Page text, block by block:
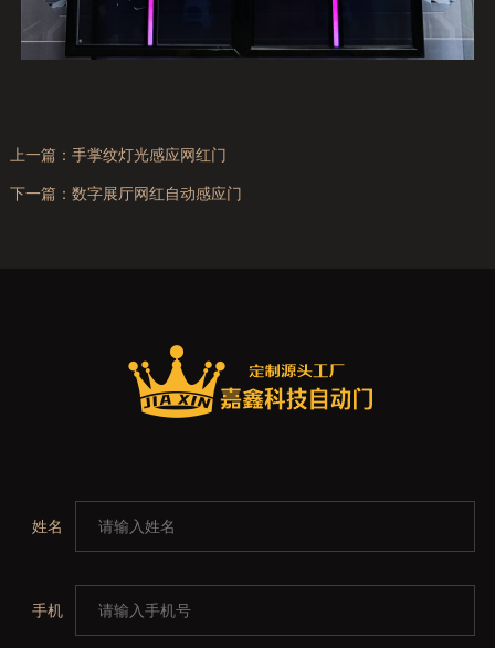
上一篇： 手掌纹灯光感应网红门
下一篇： 数字展厅网红自动感应门
姓名
手机